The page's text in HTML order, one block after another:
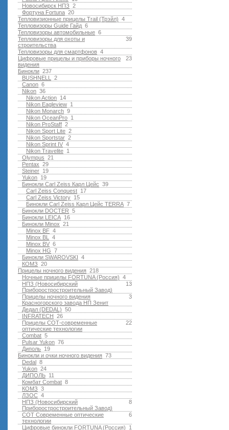
2
Новосибирск НПЗ
20
Фортуна Fortuna
4
Тепловизионные прицелы Trail (Трэйл)
6
Тепловизоры Guide Гайд
6
Тепловизоры автомобильные
39
Тепловизоры для охоты и
строительства
4
Тепловизоры для смартфонов
23
Цифровые прицелы и приборы ночного
видения
237
Бинокли
2
BUSHNELL
6
Canon
36
Nikon
14
Nikon Action
1
Nikon Eagleview
9
Nikon Monarch
1
Nikon OceanPro
2
Nikon ProStaff
2
Nikon Sport Lite
2
Nikon Sportstar
4
Nikon Sprint IV
1
Nikon Travelite
21
Olympus
29
Pentax
19
Steiner
19
Yukon
39
Бинокли Carl Zeiss Карл Цейс
17
Carl Zeiss Conquest
15
Carl Zeiss Victory
7
Бинокли Carl Zeiss Карл Цейс TERRA
5
Бинокли DOCTER
16
Бинокли LEICA
21
Бинокли Minox
4
Minox BF
4
Minox BL
6
Minox BV
7
Minox HG
4
Бинокли SWAROVSKI
20
КОМЗ
218
Прицелы ночного видения
4
Ночные прицелы FORTUNA (Россия)
13
НПЗ (Новосибирский
Приборостростроительный Завод)
3
Прицелы ночного видения
Красногорского завода НП Зенит
50
Дедал (DEDAL)
26
INFRATECH
22
Прицелы СОТ-современные
оптические технологии
5
Combat
76
Pulsar Yukon
19
Диполь
73
Бинокли и очки ночного видения
8
Dedal
24
Yukon
11
ДИПОЛЬ
8
Комбат Combat
3
КОМЗ
4
ЛЗОС
8
НПЗ (Новосибирский
Приборостростроительный Завод)
6
СОТ Современные оптические
технологии
1
Цифровые бинокли FORTUNA (Россия)